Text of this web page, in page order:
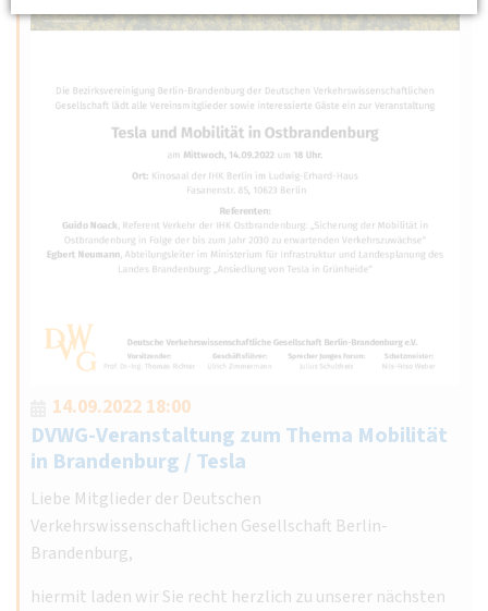
14.09.2022 18:00
DVWG-Veranstaltung zum Thema Mobilität
in Brandenburg / Tesla
Liebe Mitglieder der Deutschen
Verkehrswissenschaftlichen Gesellschaft Berlin-
Brandenburg,
hiermit laden wir Sie recht herzlich zu unserer nächsten